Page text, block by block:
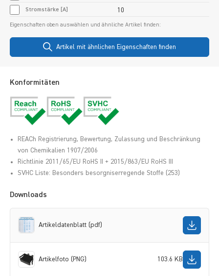
Stromstärke [A] 10
Eigenschaften oben auswählen und ähnliche Artikel finden:
Artikel mit ähnlichen Eigenschaften finden
Konformitäten
REACh Registrierung, Bewertung, Zulassung und Beschränkung
von Chemikalien 1907/2006
Richtlinie 2011/65/EU RoHS II + 2015/863/EU RoHS III
SVHC Liste: Besonders besorgniserregende Stoffe (253)
Downloads
Artikeldatenblatt (pdf)
Artikelfoto (PNG) 103.6 KB